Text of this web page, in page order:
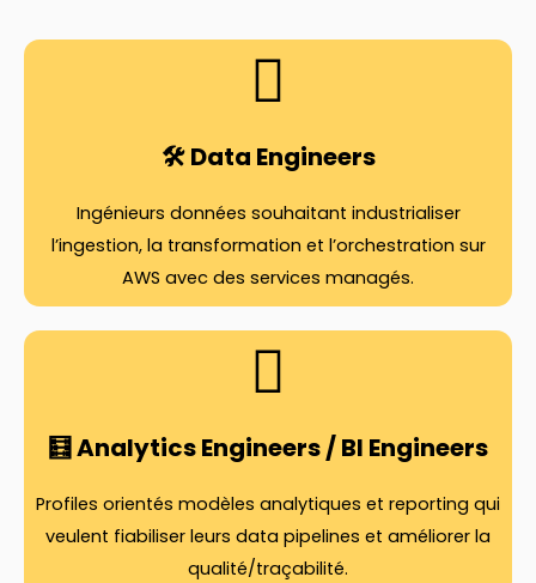
🛠️ Data Engineers
Ingénieurs données souhaitant industrialiser
l’ingestion, la transformation et l’orchestration sur
AWS avec des services managés.
🧮 Analytics Engineers / BI Engineers
Profiles orientés modèles analytiques et reporting qui
veulent fiabiliser leurs data pipelines et améliorer la
qualité/traçabilité.